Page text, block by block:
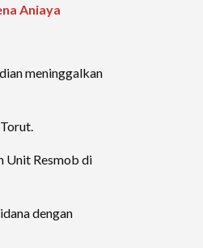
Aniaya
meninggalkan
Unit Resmob di
dengan